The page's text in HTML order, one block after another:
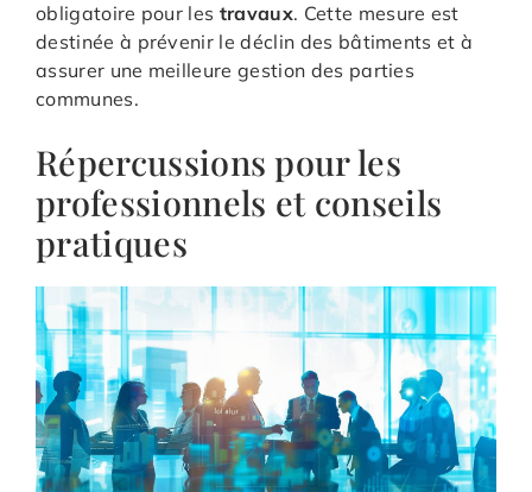
obligatoire pour les travaux. Cette mesure est
destinée à prévenir le déclin des bâtiments et à
assurer une meilleure gestion des parties
communes.
Répercussions pour les
professionnels et conseils
pratiques